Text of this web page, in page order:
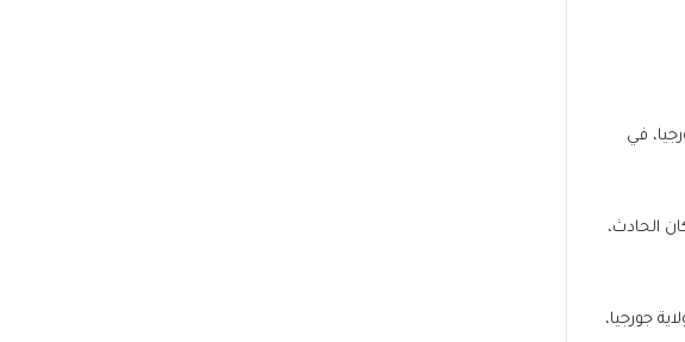
في
الحادث،
جورجيا،